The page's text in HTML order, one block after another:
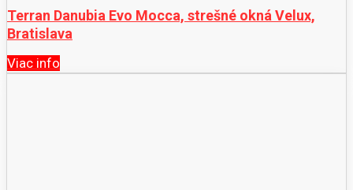
Terran Danubia Evo Mocca, strešné okná Velux,
Bratislava
Viac info